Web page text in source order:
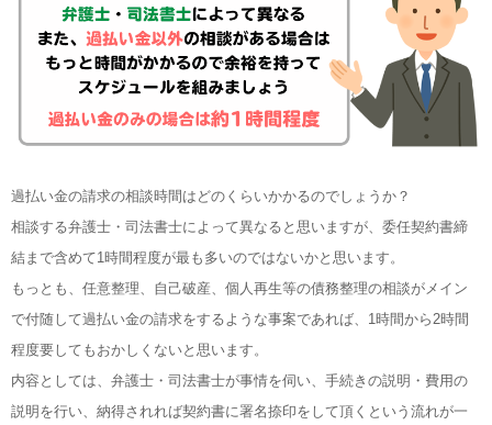
過払い金の請求の相談時間はどのくらいかかるのでしょうか？
相談する弁護士・司法書士によって異なると思いますが、委任契約書締
結まで含めて1時間程度が最も多いのではないかと思います。
もっとも、任意整理、自己破産、個人再生等の債務整理の相談がメイン
で付随して過払い金の請求をするような事案であれば、1時間から2時間
程度要してもおかしくないと思います。
内容としては、弁護士・司法書士が事情を伺い、手続きの説明・費用の
説明を行い、納得されれば契約書に署名捺印をして頂くという流れが一